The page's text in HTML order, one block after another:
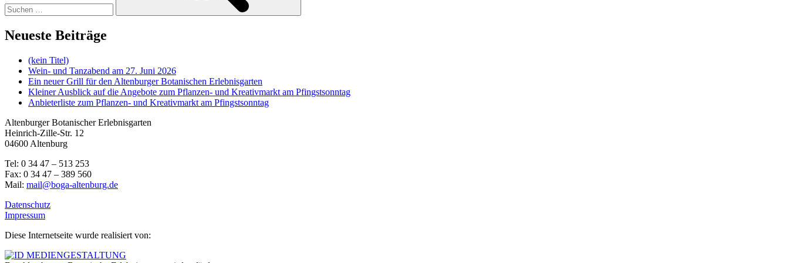
Neueste Beiträge
(kein Titel)
Wein- und Tanzabend am 27. Juni 2026
Ein neuer Grill für den Altenburger Botanischen Erlebnisgarten
Kleiner Ausblick auf die Angebote zum Pflanzen- und Kreativmarkt am Pfingstsonntag
Anbieterliste zum Pflanzen- und Kreativmarkt am Pfingstsonntag
Altenburger Botanischer Erlebnisgarten
Heinrich-Zille-Str. 12
04600 Altenburg
Tel: 0 34 47 – 513 253
Fax: 0 34 47 – 389 560
Mail: mail@boga-altenburg.de
Datenschutz
Impressum
Diese Internetseite wurde realisiert von: